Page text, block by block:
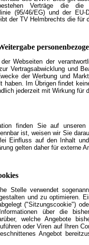
Verträge die die
(95/46/EG) und der
der TV Helmbrechts die für
Webseiten der
Vertragsabwicklung und
der Werbung und
haben. Im Übrigen findet
jederzeit mit Wirkung für
finden Sie auf
ist, weisen wir Sie
Einfluss auf den Inhalt
gelten daher für externe
Stelle verwendet
und zu optimieren.
("Sitzungscookie")
über die
welche Angebote
oder Viren auf Ihren
Angebot